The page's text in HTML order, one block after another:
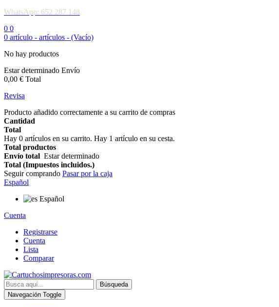
WhatsApp: 652 287 148
0 0
0 artículo - artículos - (Vacío)
No hay productos
Estar determinado Envío
0,00 € Total
Revisa
Producto añadido correctamente a su carrito de compras
Cantidad
Total
Hay 0 artículos en su carrito. Hay 1 artículo en su cesta.
Total productos
Envío total Estar determinado
Total (Impuestos incluidos.)
Seguir comprando Pasar por la caja
Español
Español
Cuenta
Registrarse
Cuenta
Lista
Comparar
Búsqueda
Navegación Toggle